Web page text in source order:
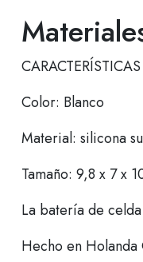
Color: Blanco
Material: silicona
Tamaño: 9,8 x 7 x
La batería de
Hecho en Holanda